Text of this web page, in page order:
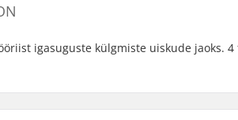
igasuguste külgmiste uiskude jaoks.